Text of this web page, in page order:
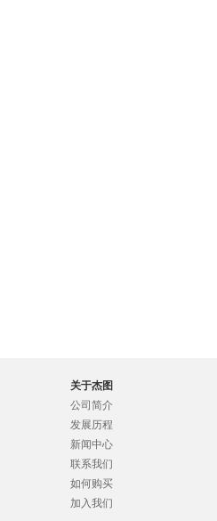
关于杰图
公司简介
发展历程
新闻中心
联系我们
如何购买
加入我们